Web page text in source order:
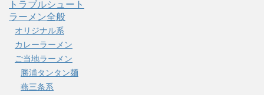
トラブルシュート
ラーメン全般
オリジナル系
カレーラーメン
ご当地ラーメン
勝浦タンタン麺
燕三条系